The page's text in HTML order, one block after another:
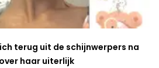
terug uit de schijnwerpers na
haar uiterlijk